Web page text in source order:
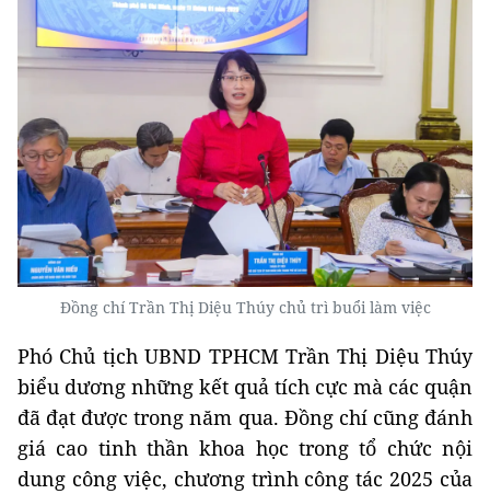
Đồng chí Trần Thị Diệu Thúy chủ trì buổi làm việc
Phó Chủ tịch UBND TPHCM Trần Thị Diệu Thúy
biểu dương những kết quả tích cực mà các quận
đã đạt được trong năm qua. Đồng chí cũng đánh
giá cao tinh thần khoa học trong tổ chức nội
dung công việc, chương trình công tác 2025 của